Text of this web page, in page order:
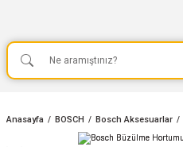
Anasayfa BOSCH Bosch Aksesuarlar